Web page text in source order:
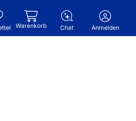
Warenkorb Chat Anmelden